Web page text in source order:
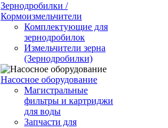
Зернодробилки /
Кормоизмельчители
Комплектующие для
зернодробилок
Измельчители зерна
(Зернодробилки)
Насосное оборудование
Магистральные
фильтры и картриджи
для воды
Запчасти для